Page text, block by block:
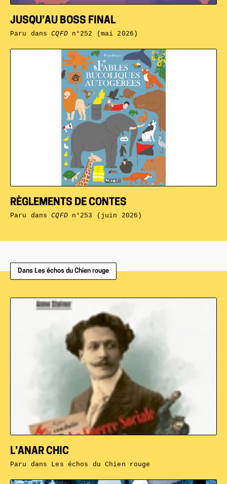
RÈGLEMENTS DE CONTES
Paru dansCQFDn°253 (juin 2026)
JUSQU’AU BOSS FINAL
Paru dansCQFDn°252 (mai 2026)
Dans Les échos du Chien rouge
L’ANAR CHIC
Paru dans Les échos du Chien rouge